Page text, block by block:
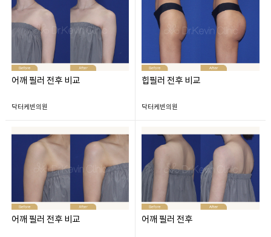
어깨 필러 전후 비교
닥터케빈의원
힙필러 전후 비교
닥터케빈의원
어깨 필러 전후 비교 어깨 필러 전후